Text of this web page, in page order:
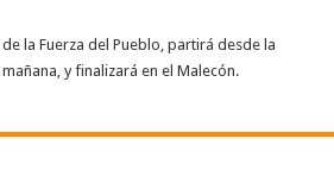
la Fuerza del Pueblo, partirá desde la
y finalizará en el Malecón.